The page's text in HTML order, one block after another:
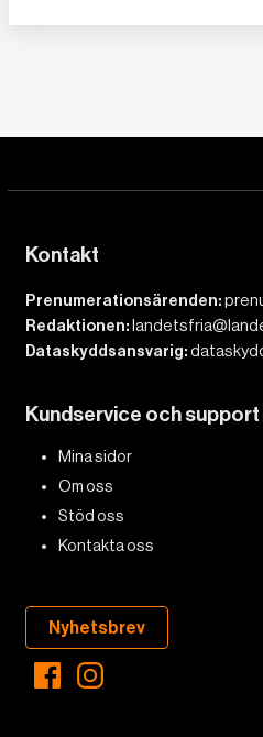
Kontakt
Prenumerationsärenden:
Redaktionen:
Dataskyddsansvarig:
Kundservice och support
Mina sidor
Om oss
Stöd oss
Kontakta oss
Nyhetsbrev